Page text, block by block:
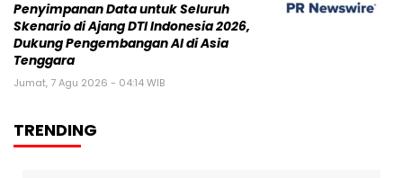
Penyimpanan Data untuk Seluruh
Skenario di Ajang DTI Indonesia 2026,
Dukung Pengembangan AI di Asia
Tenggara
Jumat, 7 Agu 2026 - 04:14 WIB
TRENDING